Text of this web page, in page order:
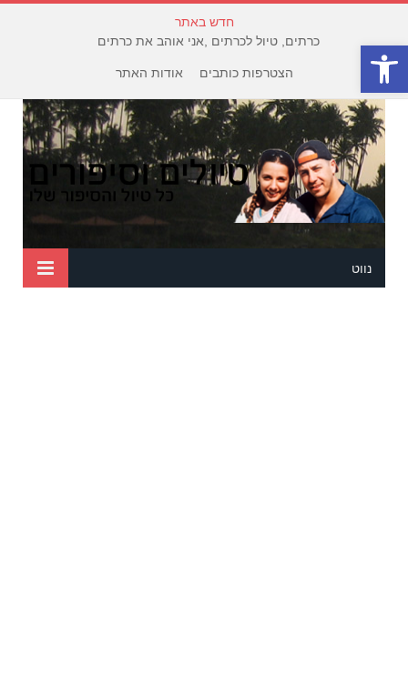
פתח סרגל נגישות
חדש באתר
כרתים, טיול לכרתים ,אני אוהב את כרתים
הצטרפות כותבים אודות האתר
נווט